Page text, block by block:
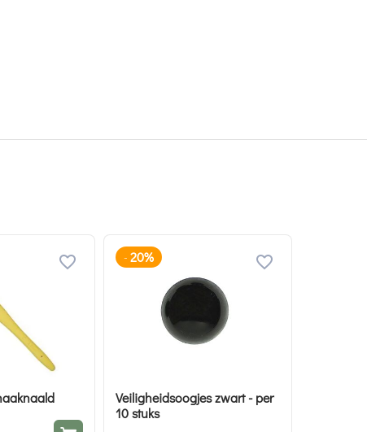
- 20%
Veiligheidsoogjes zwart - per
10 stuks